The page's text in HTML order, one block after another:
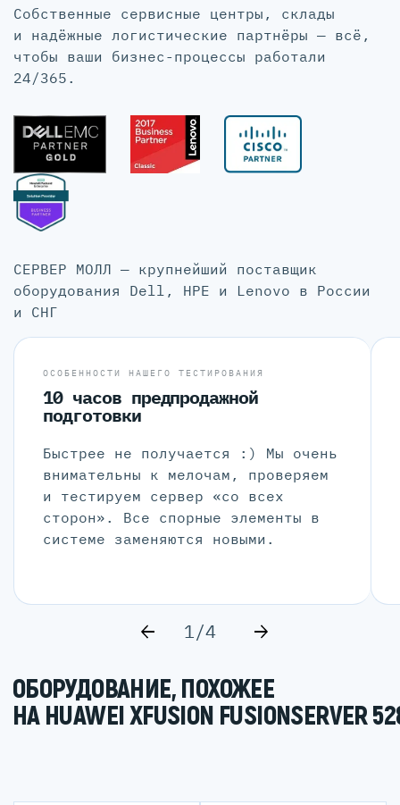
Собственные сервисные центры, склады
и надёжные логистические партнёры — всё,
чтобы ваши бизнес-процессы работали
24/365.
СЕРВЕР МОЛЛ — крупнейший поставщик
оборудования Dell, HPE и Lenovo в России
и СНГ
ОСОБЕННОСТИ НАШЕГО ТЕСТИРОВАНИЯ
10 часов предпродажной
подготовки
Быстрее не получается :) Мы очень
внимательны к мелочам, проверяем
и тестируем сервер «со всех
сторон». Все спорные элементы в
системе заменяются новыми.
1/4
ОБОРУДОВАНИЕ, ПОХОЖЕЕ
НА HUAWEI XFUSION FUSIONSERVER